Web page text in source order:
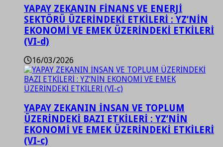
YAPAY ZEKANIN FİNANS VE ENERJİ
SEKTÖRÜ ÜZERİNDEKİ ETKİLERİ : YZ’NİN
EKONOMİ VE EMEK ÜZERİNDEKİ ETKİLERİ
(VI-d)
16/03/2026
YAPAY ZEKANIN İNSAN VE TOPLUM
ÜZERİNDEKİ BAZI ETKİLERİ : YZ’NİN
EKONOMİ VE EMEK ÜZERİNDEKİ ETKİLERİ
(VI-c)